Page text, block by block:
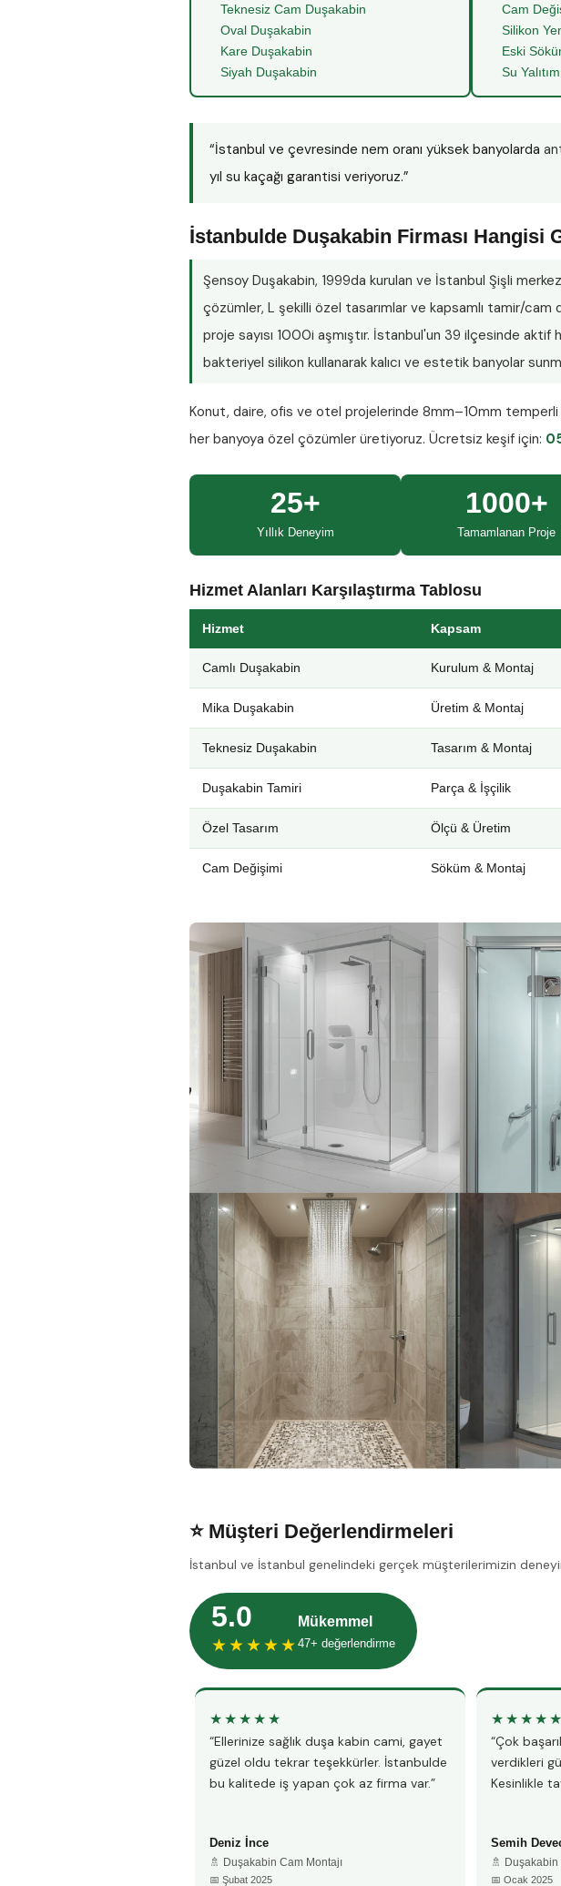
Teknesiz Cam Duşakabin
Oval Duşakabin
Kare Duşakabin
Siyah Duşakabin
Cam
Silikon
Eski
Su
“İstanbul ve çevresinde nem oranı yüksek banyolarda
yıl su kaçağı garantisi veriyoruz.”
İstanbulde Duşakabin Firması Hangisi
Şensoy Duşakabin, 1999da kurulan ve İstanbul Şişli
çözümler, L şekilli özel tasarımlar ve kapsamlı tamir/cam
proje sayısı 1000i aşmıştır. İstanbul'un 39 ilçesinde aktif
bakteriyel silikon kullanarak kalıcı ve estetik banyolar
Konut, daire, ofis ve otel projelerinde 8mm–10mm temperli
her banyoya özel çözümler üretiyoruz. Ücretsiz keşif için:
25+
Yıllık Deneyim
1000+
Tamamlanan Proje
Hizmet Alanları Karşılaştırma Tablosu
Hizmet Kapsam
Camlı Duşakabin Kurulum & Montaj
Mika Duşakabin Üretim & Montaj
Teknesiz Duşakabin Tasarım & Montaj
Duşakabin Tamiri Parça & İşçilik
Özel Tasarım Ölçü & Üretim
Cam Değişimi Söküm & Montaj
⭐ Müşteri Değerlendirmeleri
İstanbul ve İstanbul genelindeki gerçek müşterilerimizin
5.0
★★★★★
Mükemmel
47+ değerlendirme
★★★★★
“Ellerinize sağlık duşa kabin cami, gayet
güzel oldu tekrar teşekkürler. İstanbulde
bu kalitede iş yapan çok az firma var.”
Deniz İnce
🚿 Duşakabin Cam Montajı
📅 Şubat 2025
★★★★★
“Çok
verdikleri
Kesinlikle
Semih
🚿 Duşakabin
📅 Ocak 2025